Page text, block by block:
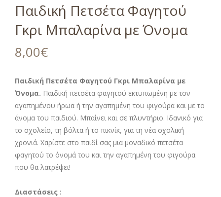
Παιδική Πετσέτα Φαγητού
Γκρι Μπαλαρίνα με Όνομα
8,00€
Παιδική Πετσέτα Φαγητού Γκρι Μπαλαρίνα με
Όνομα. Παιδική πετσέτα φαγητού εκτυπωμένη με τον
αγαπημένου ήρωα ή την αγαπημένη του φιγούρα και με το
άνομα του παιδιού. Μπαίνει και σε πλυντήριο. Ιδανικό για
το σχολείο, τη βόλτα ή το πικνίκ, για τη νέα σχολική
χρονιά. Χαρίστε στο παιδί σας μια μοναδικό πετσέτα
φαγητού το όνομά του και την αγαπημένη του φιγούρα
που θα λατρέψει!
Διαστάσεις :